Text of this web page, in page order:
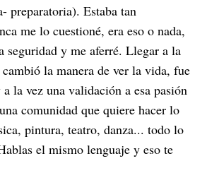
preparatoria). Estaba tan
me lo cuestioné, era eso o nada,
seguridad y me aferré. Llegar a la
cambió la manera de ver la vida, fue
la vez una validación a esa pasión
comunidad que quiere hacer lo
pintura, teatro, danza... todo lo
el mismo lenguaje y eso te